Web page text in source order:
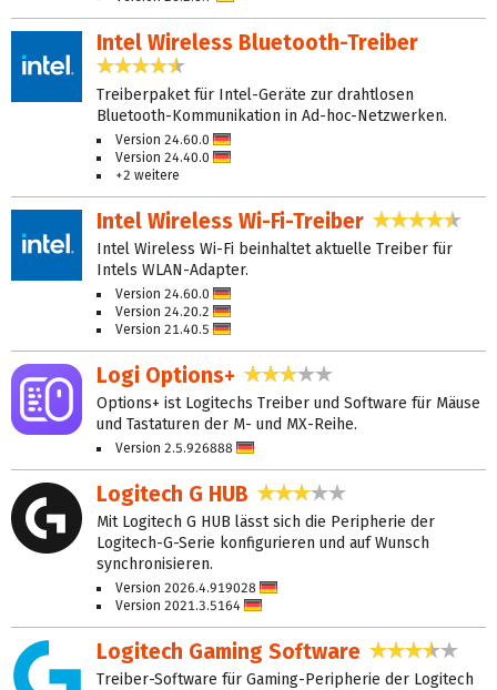
Intel Wireless Bluetooth-Treiber
4,5 Sterne
Treiberpaket für Intel-Geräte zur drahtlosen
Bluetooth-Kommunikation in Ad-hoc-Netzwerken.
Version 24.60.0
Version 24.40.0
+2 weitere
Intel Wireless Wi-Fi-Treiber 4,3
Intel Wireless Wi-Fi beinhaltet aktuelle Treiber für
Intels WLAN-Adapter.
Version 24.60.0
Version 24.20.2
Version 21.40.5
Logi Options+ 3,2 Sterne
Options+ ist Logitechs Treiber und Software für Mäuse
und Tastaturen der M- und MX-Reihe.
Version 2.5.926888
Logitech G HUB 2,8 Sterne
Mit Logitech G HUB lässt sich die Peripherie der
Logitech-G-Serie konfigurieren und auf Wunsch
synchronisieren.
Version 2026.4.919028
Version 2021.3.5164
Logitech Gaming Software 3,7
Treiber-Software für Gaming-Peripherie der Logitech